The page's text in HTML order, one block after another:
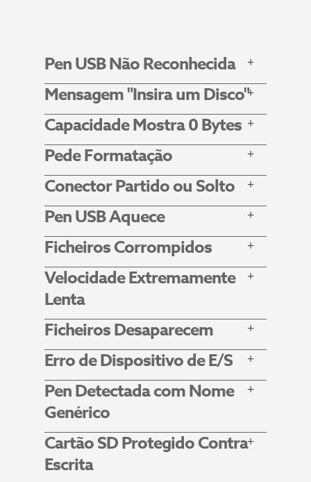
Pen USB Não Reconhecida
Mensagem "Insira um Disco"
Capacidade Mostra 0 Bytes
Pede Formatação
Conector Partido ou Solto
Pen USB Aquece
Ficheiros Corrompidos
Velocidade Extremamente
Lenta
Ficheiros Desaparecem
Erro de Dispositivo de E/S
Pen Detectada com Nome
Genérico
Cartão SD Protegido Contra
Escrita